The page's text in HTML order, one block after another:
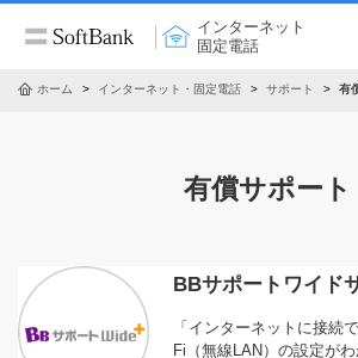
インターネット
固定電話
ホーム インターネット・固定電話 サポート 有
有償サポート
BBサポートワイド
「インターネットに接続
Fi（無線LAN）の設定が